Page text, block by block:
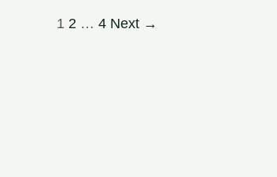
1 2 … 4 Next →